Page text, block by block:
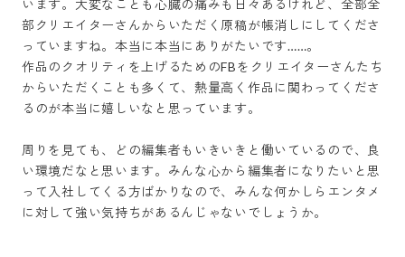
います。大変なことも心臓の痛みも日々あるけれど、全部全
部クリエイターさんからいただく原稿が帳消しにしてくださ
っていますね。本当に本当にありがたいです……。
作品のクオリティを上げるためのFBをクリエイターさんたち
からいただくことも多くて、熱量高く作品に関わってくださ
るのが本当に嬉しいなと思っています。
周りを見ても、どの編集者もいきいきと働いているので、良
い環境だなと思います。みんな心から編集者になりたいと思
って入社してくる方ばかりなので、みんな何かしらエンタメ
に対して強い気持ちがあるんじゃないでしょうか。